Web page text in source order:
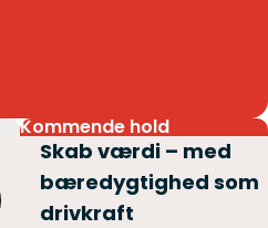
Kommende hold
Skab værdi – med
bæredygtighed som
drivkraft